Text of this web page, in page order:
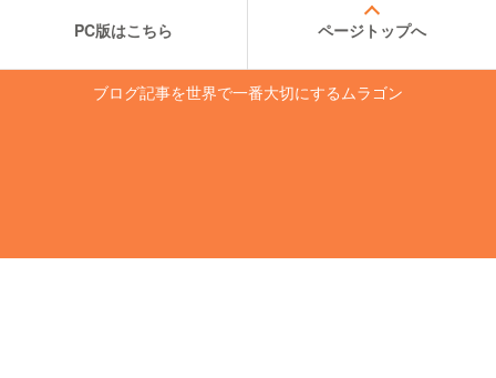
PC版はこちら ページトップへ
ブログ記事を世界で一番大切にするムラゴン